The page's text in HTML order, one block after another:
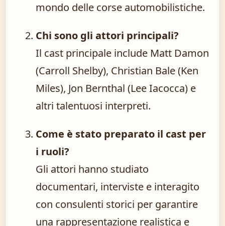
mondo delle corse automobilistiche.
Chi sono gli attori principali?
Il cast principale include Matt Damon
(Carroll Shelby), Christian Bale (Ken
Miles), Jon Bernthal (Lee Iacocca) e
altri talentuosi interpreti.
Come è stato preparato il cast per
i ruoli?
Gli attori hanno studiato
documentari, interviste e interagito
con consulenti storici per garantire
una rappresentazione realistica e